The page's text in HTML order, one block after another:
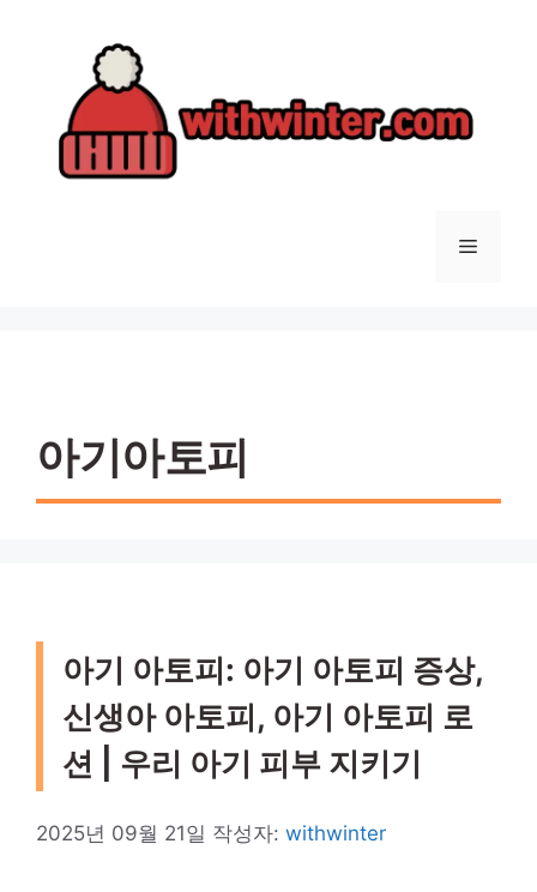
메
아기아토피
아기 아토피: 아기 아토피 증상,
신생아 아토피, 아기 아토피 로
션 | 우리 아기 피부 지키기
2025년 09월 21일 작성자: withwinter